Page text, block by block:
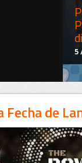
5
Fecha de